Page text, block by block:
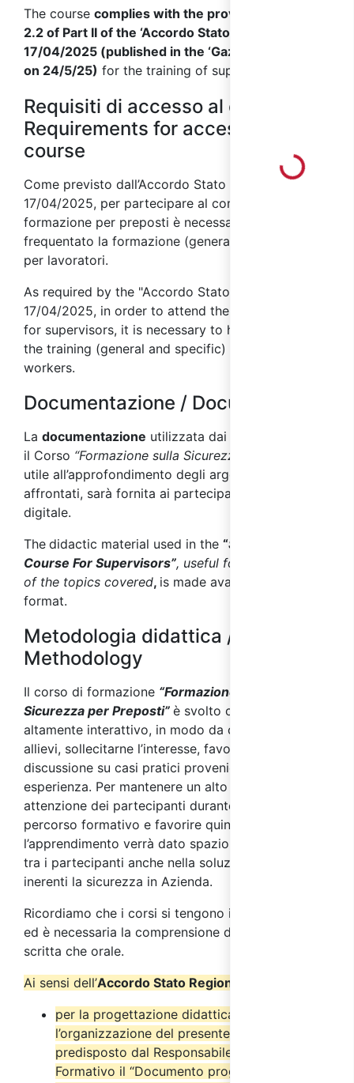
The course complies with the provisions of point
2.2 of Part II of the ‘Accordo Stato Regioni’ of
17/04/2025 (published in the ‘Gazzetta Ufficiale’
on 24/5/25) for the training of supervisors.
Requisiti di accesso al corso /
Requirements for access to the
course
Come previsto dall’Accordo Stato Regioni
17/04/2025, per partecipare al corso di
formazione per preposti è necessario aver
frequentato la formazione (generale e specifica)
per lavoratori.
As required by the "Accordo Stato Regioni" of
17/04/2025, in order to attend the training course
for supervisors, it is necessary to have attended
the training (general and specific) required for
workers.
Documentazione / Documentation
La documentazione utilizzata dai docenti durante
il Corso “Formazione sulla Sicurezza per Preposti”
utile all’approfondimento degli argomenti
affrontati, sarà fornita ai partecipanti in formato
digitale.
The didactic material used in the “Safety Training
Course For Supervisors”, useful for further study
of the topics covered, is made available in digital
format.
Metodologia didattica / Teaching
Methodology
Il corso di formazione “Formazione sulla
Sicurezza per Preposti” è svolto con metodo
altamente interattivo, in modo da coinvolgere gli
allievi, sollecitarne l’interesse, favorire la
discussione su casi pratici provenienti dalla loro
esperienza. Per mantenere un alto livello di
attenzione dei partecipanti durante l’intero
percorso formativo e favorire quindi
l’apprendimento verrà dato spazio all’interazione
tra i partecipanti anche nella soluzione di casi reali
inerenti la sicurezza in Azienda.
Ricordiamo che i corsi si tengono in lingua inglese
ed è necessaria la comprensione della lingua sia
scritta che orale.
Ai sensi dell’Accordo Stato Regioni del 17/4/2025
per la progettazione didattica e
l’organizzazione del presente corso è stato
predisposto dal Responsabile del Progetto
Formativo il “Documento progettuale” come
Loading...